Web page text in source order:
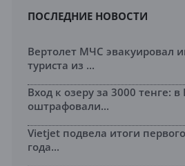
ПОСЛЕДНИЕ НОВОСТИ
Вертолет МЧС эвакуировал
туриста из ...
Вход к озеру за 3000 тенге: в
оштрафовали...
Vietjet подвела итоги
года...